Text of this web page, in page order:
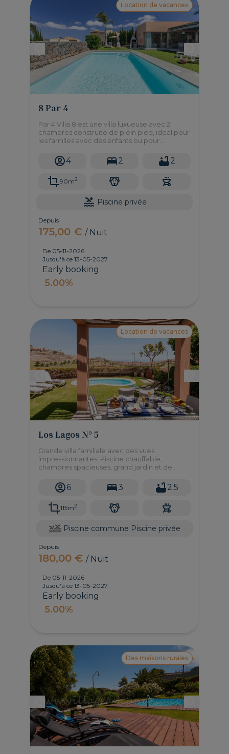
Location de vacances
8 Par 4
Par 4 Villa 8 est une villa luxueuse avec 2
chambres construite de plein pied, ideal pour
les familles avec des enfants ou pour
bien située.
4 2 2
90m2
Piscine privée
Depuis
175,00 €/ Nuit
De 05-11-2026
Jusqu'à ce 13-05-2027
Early booking
5.00%
Location de vacances
Los Lagos Nº 5
Grande villa familiale avec des vues
impressionnantes. Piscine chauffable,
chambres spacieuses, grand jardin et de
6 3 2.5
115m2
Piscine commune Piscine privée
Depuis
180,00 €/ Nuit
De 05-11-2026
Jusqu'à ce 13-05-2027
Early booking
5.00%
Des maisons rurales